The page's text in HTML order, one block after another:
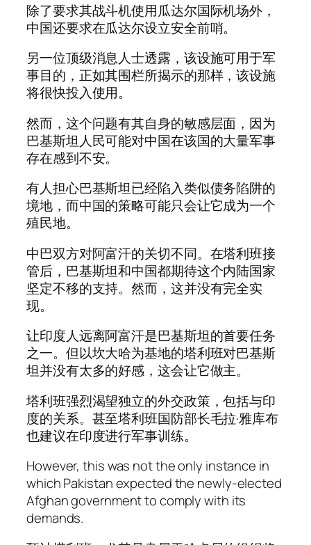
除了要求其战斗机使用瓜达尔国际机场外，
中国还要求在瓜达尔设立安全前哨。
另一位顶级消息人士透露，该设施可用于军
事目的，正如其围栏所揭示的那样，该设施
将很快投入使用。
然而，这个问题有其自身的敏感层面，因为
巴基斯坦人民可能对中国在该国的大量军事
存在感到不安。
有人担心巴基斯坦已经陷入类似债务陷阱的
境地，而中国的策略可能只会让它成为一个
殖民地。
中巴双方对阿富汗的关切不同。在塔利班接
管后，巴基斯坦和中国都期待这个内陆国家
坚定不移的支持。然而，这并没有完全实
现。
让印度人远离阿富汗是巴基斯坦的首要任务
之一。但以坎大哈为基地的塔利班对巴基斯
坦并没有太多的好感，这会让它做主。
塔利班强烈渴望独立的外交政策，包括与印
度的关系。甚至塔利班国防部长毛拉·雅库布
也建议在印度进行军事训练。
However, this was not the only instance in
which Pakistan expected the newly-elected
Afghan government to comply with its
demands.